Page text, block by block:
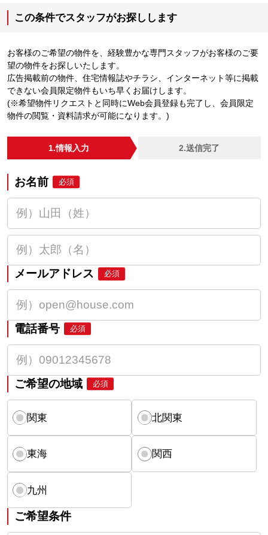
この条件でスタッフがお探しします
お客様のご希望の物件を、経験豊かな専門スタッフがお客様のご要
望の物件をお探しいたします。
広告掲載前の物件、住宅情報誌やチラシ、インターネット等に掲載
できない会員限定物件もいち早くお届けします。
(※希望物件リクエストと同時にWeb会員登録も完了し、会員限定
物件の閲覧・資料請求が可能になります。)
1.情報入力 2.送信完了
お名前 必須
メールアドレス 必須
電話番号 必須
ご希望の地域 必須
関東 北関東
東海 関西
九州
ご希望条件